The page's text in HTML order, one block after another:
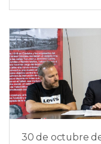
30 de octubre